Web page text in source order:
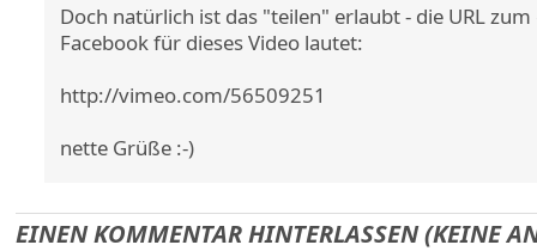
Doch natürlich ist das "teilen" erlaubt - die URL
Facebook für dieses Video lautet:
http://vimeo.com/56509251
nette Grüße :-)
EINEN KOMMENTAR HINTERLASSEN (KEINE